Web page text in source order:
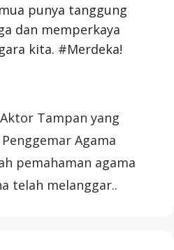
punya tanggung
dan memperkaya
kita. #Merdeka!
Tampan yang
Agama
pemahaman agama
telah melanggar..